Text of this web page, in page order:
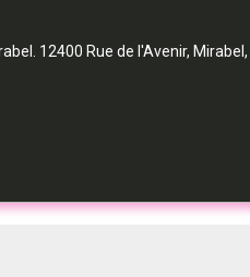
12400 Rue de l'Avenir, Mirabel,